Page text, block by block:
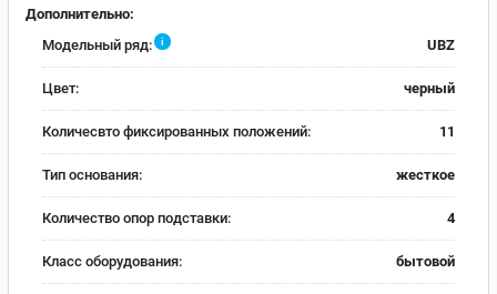
Дополнительно:
Модельный ряд:
i UBZ
Цвет: черный
Количесвто фиксированных положений: 11
Тип основания: жесткое
Количество опор подставки: 4
Класс оборудования: бытовой